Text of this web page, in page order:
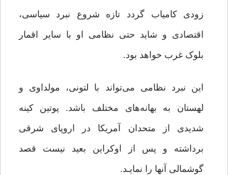
زودی کامیاب گردد تازه شروع نبرد سیاسی،
اقتصادی و شاید حتی نظامی او با سایر اقمار
بلوک غرب خواهد بود.
این نبرد نظامی می‌تواند با لتونی، مولداوی و
لهستان به بهانه‌های مختلف باشد. پوتین کینه
شدیدی از متحدان آمریکا در اروپای شرقی
برداشته و پس از اوکراین بعید نیست قصد
گوشمالی آنها را نمایـد.